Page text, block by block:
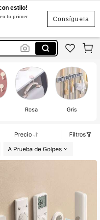
Consíguela
estilo!
en tu primer
Rosa Gris
Precio
Filtros
A Prueba de Golpes